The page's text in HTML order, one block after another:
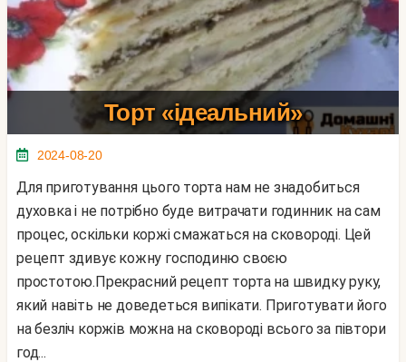
Торт «ідеальний»
2024-08-20
Для приготування цього торта нам не знадобиться
духовка і не потрібно буде витрачати годинник на сам
процес, оскільки коржі смажаться на сковороді. Цей
рецепт здивує кожну господиню своєю
простотою.Прекрасний рецепт торта на швидку руку,
який навіть не доведеться випікати. Приготувати його
на безліч коржів можна на сковороді всього за півтори
год...